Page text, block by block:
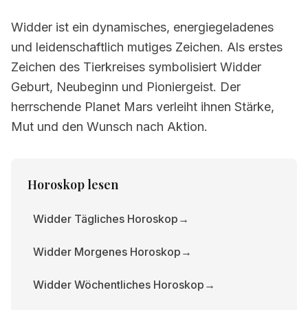
Widder ist ein dynamisches, energiegeladenes
und leidenschaftlich mutiges Zeichen. Als erstes
Zeichen des Tierkreises symbolisiert Widder
Geburt, Neubeginn und Pioniergeist. Der
herrschende Planet Mars verleiht ihnen Stärke,
Mut und den Wunsch nach Aktion.
Horoskop lesen
Widder Tägliches Horoskop →
Widder Morgenes Horoskop →
Widder Wöchentliches Horoskop →